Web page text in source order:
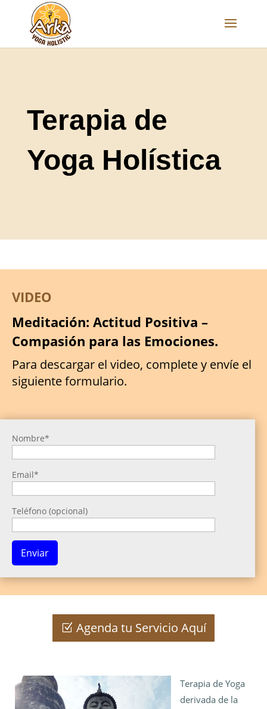
Terapia de
Yoga Holística
VIDEO
Meditación: Actitud Positiva –
Compasión para las Emociones.
Para descargar el video, complete y envíe el
siguiente formulario.
Nombre*
Email*
Teléfono (opcional)
Agenda tu Servicio Aquí
Terapia de Yoga
derivada de la